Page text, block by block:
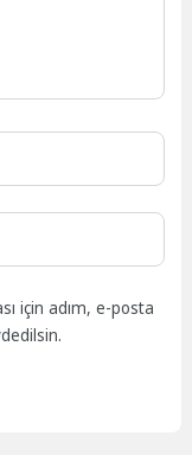
için adım, e-posta